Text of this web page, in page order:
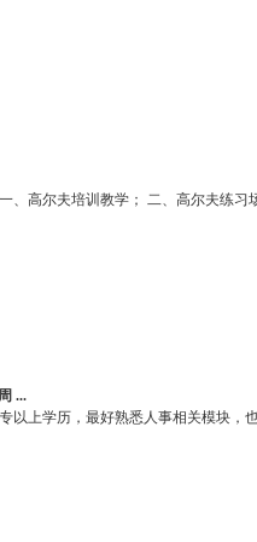
、高尔夫培训教学； 二、高尔夫练习
...
以上学历，最好熟悉人事相关模块，